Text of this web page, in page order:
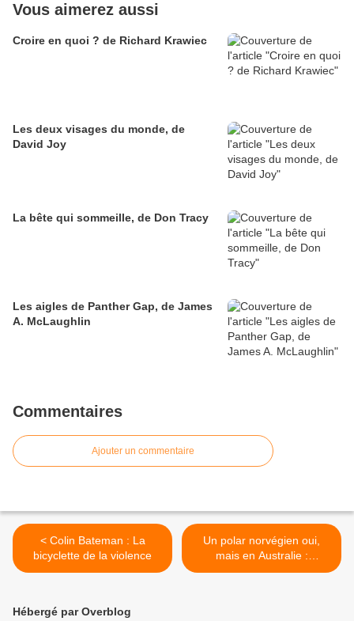
Vous aimerez aussi
Croire en quoi ? de Richard Krawiec
Les deux visages du monde, de
David Joy
La bête qui sommeille, de Don Tracy
Les aigles de Panther Gap, de James
A. McLaughlin
Commentaires
Ajouter un commentaire
< Colin Bateman : La
bicyclette de la violence
Un polar norvégien oui,
mais en Australie :
L’homme chauve-souris, de
Hébergé par Overblog